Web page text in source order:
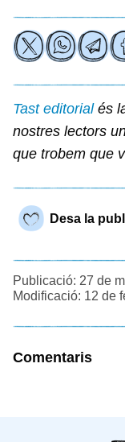
Tast editorialés
nostres lectors
que trobem que
Desa la
Publicació: 27 de
Modificació: 12 de
Comentaris